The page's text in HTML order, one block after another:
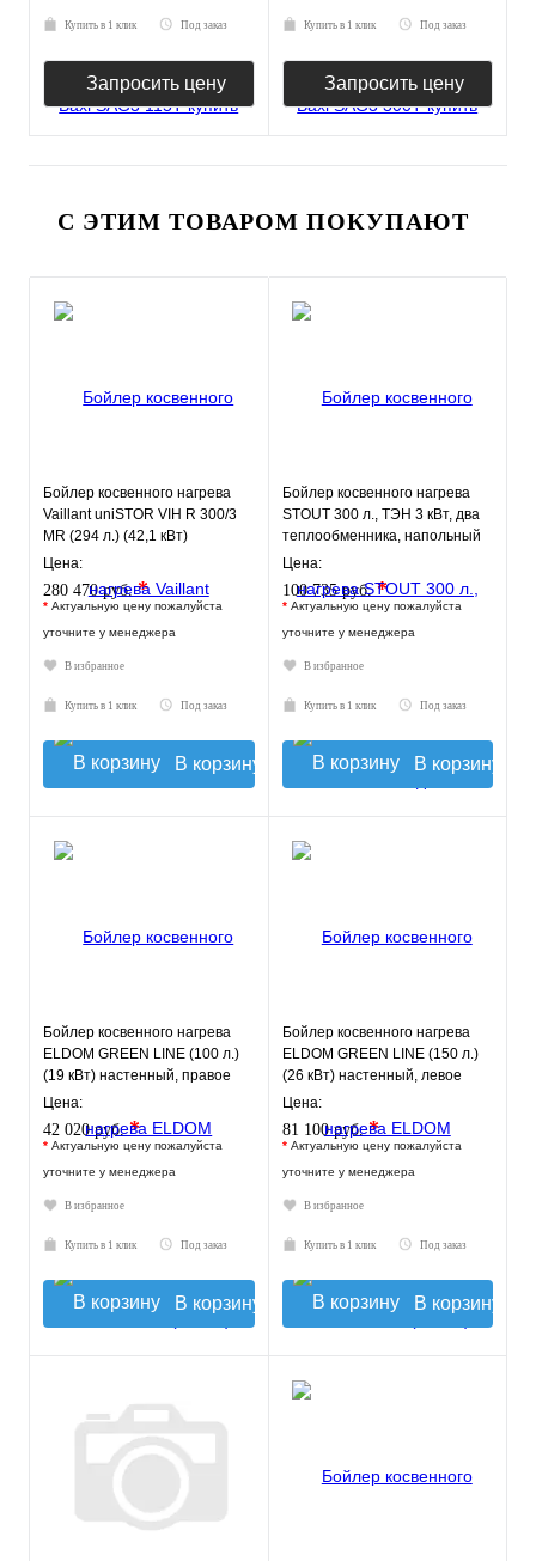
Купить в 1 клик Под заказ
Запросить цену
Купить в 1 клик Под заказ
Запросить цену
С ЭТИМ ТОВАРОМ ПОКУПАЮТ
Бойлер косвенного нагрева
Vaillant uniSTOR VIH R 300/3
MR (294 л.) (42,1 кВт)
напольный
Цена:
280 470 руб.*
* Актуальную цену пожалуйста
уточните у менеджера
В избранное
Купить в 1 клик Под заказ
В корзину
Бойлер косвенного нагрева
STOUT 300 л., ТЭН 3 кВт, два
теплообменника, напольный
Цена:
100 735 руб.*
* Актуальную цену пожалуйста
уточните у менеджера
В избранное
Купить в 1 клик Под заказ
В корзину
Бойлер косвенного нагрева
ELDOM GREEN LINE (100 л.)
(19 кВт) настенный, правое
подключ
Цена:
42 020 руб.*
* Актуальную цену пожалуйста
уточните у менеджера
В избранное
Купить в 1 клик Под заказ
В корзину
Бойлер косвенного нагрева
ELDOM GREEN LINE (150 л.)
(26 кВт) настенный, левое
подключе
Цена:
81 100 руб.*
* Актуальную цену пожалуйста
уточните у менеджера
В избранное
Купить в 1 клик Под заказ
В корзину